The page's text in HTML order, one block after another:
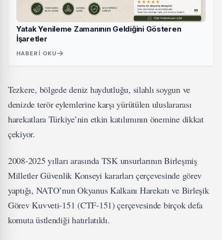
Yatak Yenileme Zamanının Geldiğini Gösteren
İşaretler
HABERI OKU
Tezkere, bölgede deniz haydutluğu, silahlı soygun ve
denizde terör eylemlerine karşı yürütülen uluslararası
harekatlara Türkiye’nin etkin katılımının önemine dikkat
çekiyor.
2008-2025 yılları arasında TSK unsurlarının Birleşmiş
Milletler Güvenlik Konseyi kararları çerçevesinde görev
yaptığı, NATO’nun Okyanus Kalkanı Harekatı ve Birleşik
Görev Kuvveti-151 (CTF-151) çerçevesinde birçok defa
komuta üstlendiği hatırlatıldı.